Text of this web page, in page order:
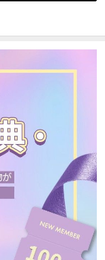
FACEBOOK